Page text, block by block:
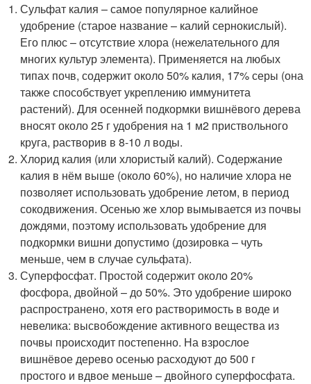
Сульфат калия – самое популярное калийное
удобрение (старое название – калий сернокислый).
Его плюс – отсутствие хлора (нежелательного для
многих культур элемента). Применяется на любых
типах почв, содержит около 50% калия, 17% серы (она
также способствует укреплению иммунитета
растений). Для осенней подкормки вишнёвого дерева
вносят около 25 г удобрения на 1 м2 приствольного
круга, растворив в 8-10 л воды.
Хлорид калия (или хлористый калий). Содержание
калия в нём выше (около 60%), но наличие хлора не
позволяет использовать удобрение летом, в период
сокодвижения. Осенью же хлор вымывается из почвы
дождями, поэтому использовать удобрение для
подкормки вишни допустимо (дозировка – чуть
меньше, чем в случае сульфата).
Суперфосфат. Простой содержит около 20%
фосфора, двойной – до 50%. Это удобрение широко
распространено, хотя его растворимость в воде и
невелика: высвобождение активного вещества из
почвы происходит постепенно. На взрослое
вишнёвое дерево осенью расходуют до 500 г
простого и вдвое меньше – двойного суперфосфата.